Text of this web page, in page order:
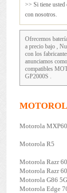
>> Si tiene usted
con nosotros.
Ofrecemos
a precio bajo ,
con los
anunciamos
compatibles
GP2000S .
Motorola
Motorola R5
Motorola Razr
Motorola Razr
Motorola G86 5G
Motorola Edge